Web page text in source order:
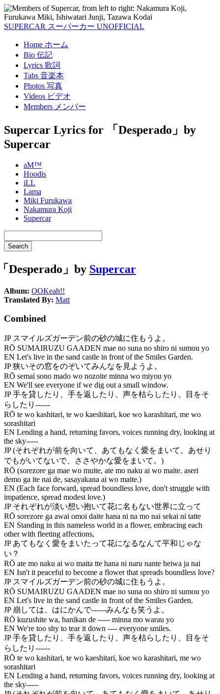
SUPERCAR スーパーカー UNOFFICIAL
Home ホーム
Bio 伝記
Lyrics 歌詞
Tabs 音楽本
Photos 写真
Videos ビデオ
Members メンバー
Supercar Lyrics for 「Desperado」by
Supercar
aM™
Hoodis
iLL
Lama
Miki Furukawa
Nakamura Koji
Supercar
Search
Desperado」by Supercar
Album: OOKeah!!
Translated By: Matt
Combined
JP スマイルズガーデン前の砂の城に住もうよ。
RŌ SUMAIRUZU GAADEN mae no suna no shiro ni sumou yo
EN Let's live in the sand castle in front of the Smiles Garden.
JP 狭いその窓をのぞいてみんなを見ようよ。
RŌ semai sono mado wo nozoite minna wo miyou yo
EN We'll see everyone if we dig out a small window.
JP 手を貸したり、手を返したり、声を枯らしたり、目をそ
らしたり------
RŌ te wo kashitari, te wo kaeshitari, koe wo karashitari, me wo
sorashitari
EN Lending a hand, returning favors, voices running dry, looking at
the sky-----
JP (それぞれが前を向いて、あてもなく愛をまいて。あせり
でもがいてないで、ささやかな愛をまいて。)
RŌ (sorezore ga mae wo muite, ate mo naku ai wo maite. aseri
demo ga ite nai de, sasayakana ai wo maite.)
EN (Each face forward, spread boundless love, don't struggle with
impatience, spread modest love.)
JP それぞれが淡い想い抱いて花に名もない世界に立って
RŌ sorezore ga awai omoi daite hana ni na mo nai sekai ni tatte
EN Standing in this nameless world in a flower, embracing each
other with fleeting affections,
JP あてもなく愛をまいたって花になるなんて平和じゃな
い？
RŌ ate mo naku ai wo maita tte hana ni naru nante heiwa ja nai
EN Isn't it peaceful to become a flower that spreads boundless love?
JP スマイルズガーデン前の砂の城に住もうよ。
RŌ SUMAIRUZU GAADEN mae no suna no shiro ni sumou yo
EN Let's live in the sand castle in front of the Smiles Garden.
JP 崩しては、はにかんで------みんなも笑うよ。
RŌ kuzushite wa, hanikan de ----- minna mo warau yo
EN We're too shy to tear it down ---- everyone smiles.
JP 手を貸したり、手を返したり、声を枯らしたり、目をそ
らしたり------
RŌ te wo kashitari, te wo kaeshitari, koe wo karashitari, me wo
sorashitari
EN Lending a hand, returning favors, voices running dry, looking at
the sky-----